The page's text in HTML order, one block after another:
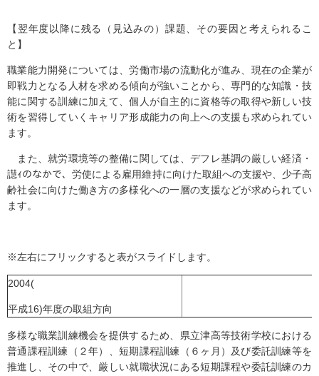
【翌年度以降に残る（見込みの）課題、その要因と考えられるこ
と】
職業能力開発については、労働市場の流動化が進み、現在の企業が
即戦力となる人材を求める傾向が強いことから、専門的な知識・技
能に関する訓練に加えて、個人が自主的に資格等の取得や新しい技
術を習得していくキャリア形成能力の向上への支援も求められてい
ます。
また、就労環境等の整備に関しては、デフレ基調の厳しい経済・
譿ｨのなかで、労使による雇用維持に向けた取組への支援や、少子高
齢社会に向けた働き方の多様化への一層の支援などが求められてい
ます。
※左右にフリックすると表がスライドします。
2004(
平成16)年度の取組方向
多様な職業訓練機会を提供するため、県立津高等技術学校における
普通課程訓練（２年）、短期課程訓練（６ヶ月）及び委託訓練等を
推進し、その中で、厳しい就職状況にある短期課程や委託訓練のカ